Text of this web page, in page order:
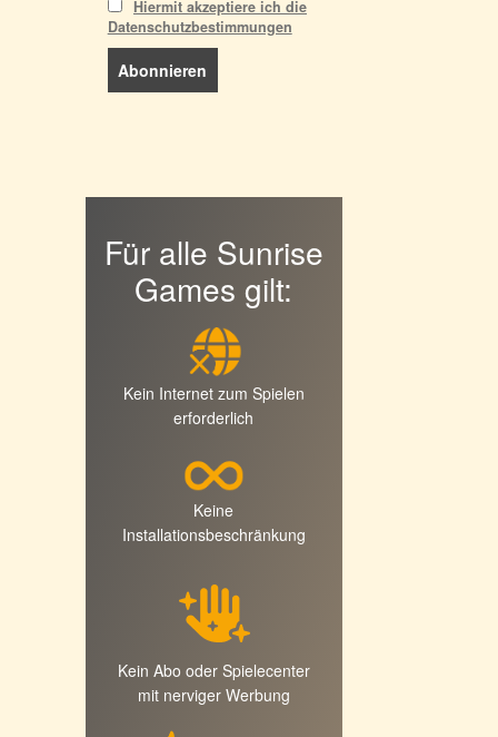
Hiermit akzeptiere ich die
Datenschutzbestimmungen
Für alle Sunrise
Games gilt:
Kein Internet zum Spielen
erforderlich
Keine
Installationsbeschränkung
Kein Abo oder Spielecenter
mit nerviger Werbung